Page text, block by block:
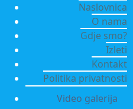
Naslovnica
O nama
Gdje smo?
Izleti
Kontakt
Politika privatnosti
Video galerija